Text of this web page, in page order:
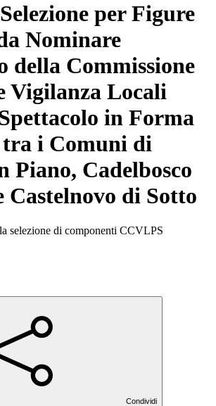
per Figure
Nominare
della Commissione
Vigilanza Locali
in Forma
tra i Comuni di
Piano, Cadelbosco
Castelnovo di Sotto
selezione di componenti CCVLPS
Condividi